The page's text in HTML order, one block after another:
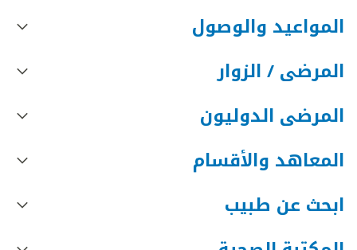
المواعيد والوصول
المرضى / الزوار
المرضى الدوليون
المعاهد والأقسام
ابحث عن طبيب